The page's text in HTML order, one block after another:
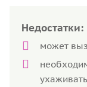
Недостатки:
может